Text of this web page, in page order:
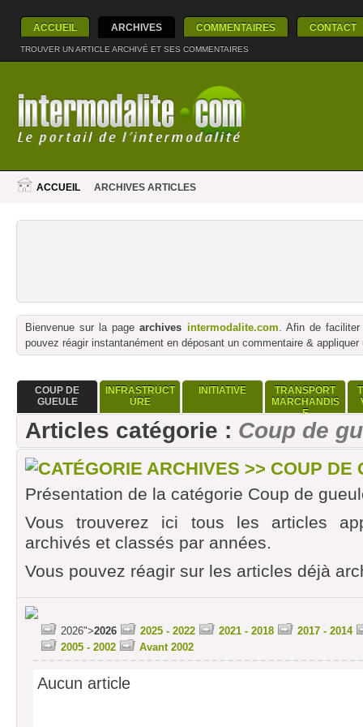
ACCUEIL ARCHIVES COMMENTAIRES CONTACT
TROUVER UN ARTICLE ARCHIVÉ ET SES COMMENTAIRES
ACCUEIL ARCHIVES ARTICLES
Bienvenue sur la pagearchives intermodalite.com. Afin de
pouvez réagir instantanément en déposant un commentaire & appliquer
COUP DE
GUEULE
INFRASTRUCT
URE
INITIATIVE
TRANSPORT
MARCHANDIS
E
Articles catégorie : Coup de
CATÉGORIE ARCHIVES >> COUP DE
Présentation de la catégorie Coup de
Vous trouverez ici tous les articles
archivés et classés par années.
Vous pouvez réagir sur les articles déjà
2026">2026 2025 - 2022 2021 - 2018
2017 - 2014
2005 - 2002
Avant 2002
Aucun article